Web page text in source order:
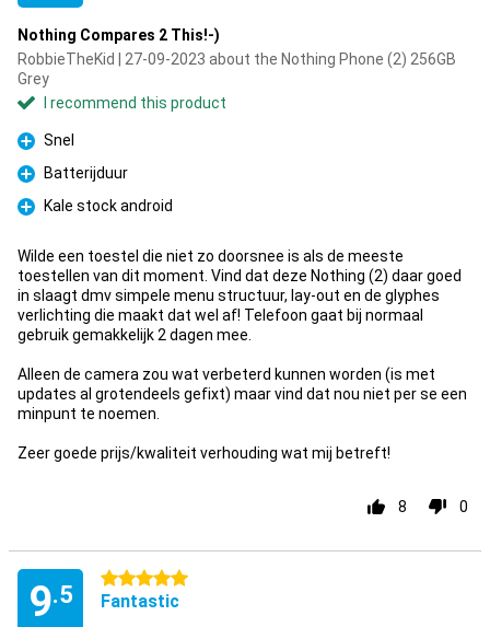
Nothing Compares 2 This!-)
RobbieTheKid | 27-09-2023 about the Nothing Phone (2) 256GB
Grey
I recommend this product
Pro
Snel
Pro
Batterijduur
Pro
Kale stock android
Wilde een toestel die niet zo doorsnee is als de meeste
toestellen van dit moment. Vind dat deze Nothing (2) daar goed
in slaagt dmv simpele menu structuur, lay-out en de glyphes
verlichting die maakt dat wel af! Telefoon gaat bij normaal
gebruik gemakkelijk 2 dagen mee.
Alleen de camera zou wat verbeterd kunnen worden (is met
updates al grotendeels gefixt) maar vind dat nou niet per se een
minpunt te noemen.
Zeer goede prijs/kwaliteit verhouding wat mij betreft!
8 0
9.5
5 stars
Fantastic